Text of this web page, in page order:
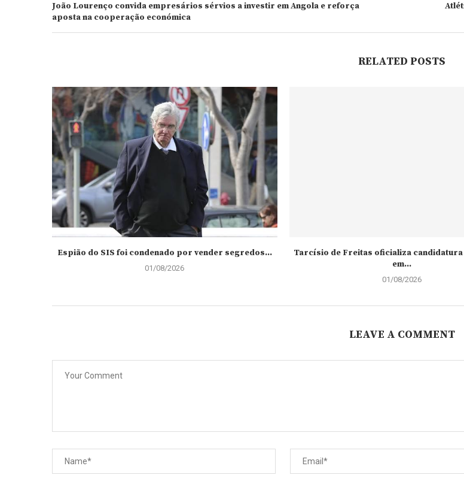
João Lourenço convida empresários sérvios a investir em Angola e reforça
aposta na cooperação económica
RELATED POSTS
Espião do SIS foi condenado por vender segredos...
01/08/2026
Tarcísio de Freitas oficializa candidatura
em...
01/08/2026
LEAVE A COMMENT